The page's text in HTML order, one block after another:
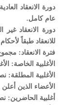
دورة الانعقاد
عام كامل.
دورة الانعقاد غير
للانعقاد طبقاً لأحكام المادة (74) من الدستور
فترة الانعقاد:
الأغلبية الخاصة:
الأغلبية
الأعضاء الذين
أغلبية الحاضرين: